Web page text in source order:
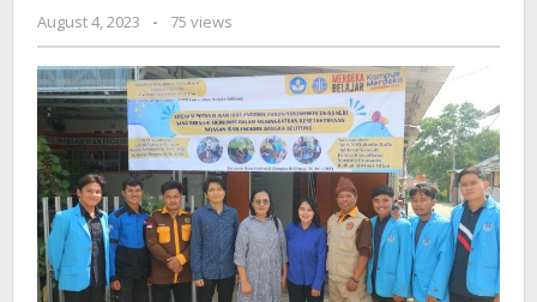
Berhasil
Dilakukan
Oleh
Dosen
Universitas
Bangka
Belitung
bersama
Yayasan
Ikan
August 4, 2023
by
Jurnalsiber
- 75 views